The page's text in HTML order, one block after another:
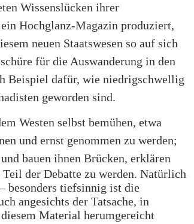
Wissenslücken ihrer
Hochglanz-Magazin produziert,
neuen Staatswesen so auf sich
für die Auswanderung in den
Beispiel dafür, wie niedrigschwellig
geworden sind.
Westen selbst bemühen, etwa
und ernst genommen zu werden;
bauen ihnen Brücken, erklären
der Debatte zu werden. Natürlich
besonders tiefsinnig ist die
angesichts der Tatsache, in
Material herumgereicht